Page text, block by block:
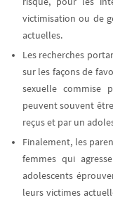
victimisation ou de
actuelles.
Les recherches
sur les façons de
sexuelle commise
peuvent souvent
reçus et par un
Finalement, les
femmes qui
adolescents
leurs victimes